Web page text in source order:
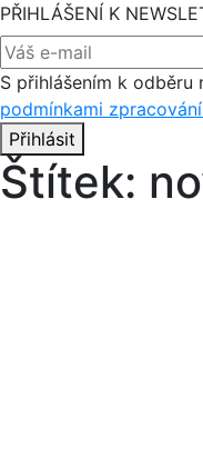
PŘIHLÁŠENÍ K
S přihlášením k odběru
podmínkami
Přihlásit
Štítek: